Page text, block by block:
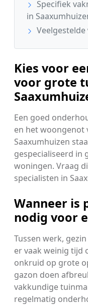
Specifiek
in
Veelgestelde
Kies voor
voor grote
Een goed
en het woongenot
Saaxumhuizen
gespecialiseerd in
woningen. Vraag
specialisten in
Wanneer is
nodig voor
Tussen werk,
er vaak weinig tijd
onkruid op grote
gazon doen
vakkundige
regelmatig